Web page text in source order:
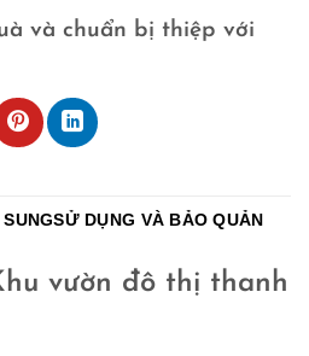
và chuẩn bị thiệp với
SỬ DỤNG VÀ BẢO QUẢN
vườn đô thị thanh